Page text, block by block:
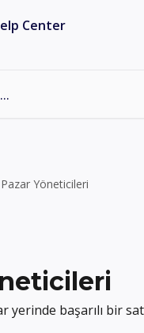
Pazar Yöneticileri
yerinde başarılı bir